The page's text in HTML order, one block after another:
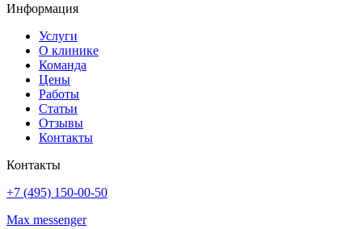
Информация
Услуги
О клинике
Команда
Цены
Работы
Статьи
Отзывы
Контакты
Контакты
+7 (495) 150-00-50
Max messenger